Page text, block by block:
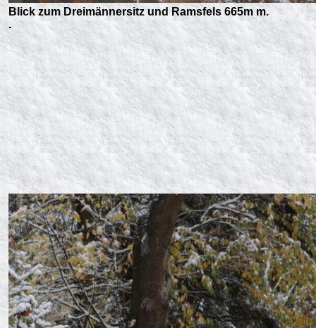
Blick zum Dreimännersitz und Ramsfels 665m m.
.